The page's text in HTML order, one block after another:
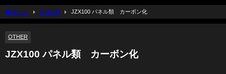
ホーム OTHER JZX100 パネル類 カーボン化
OTHER
JZX100 パネル類 カーボン化